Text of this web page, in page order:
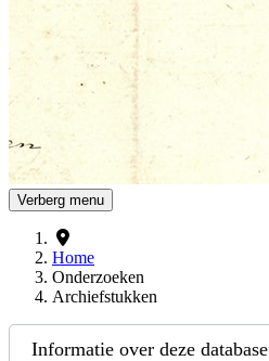
Verberg menu
Home
Onderzoeken
Archiefstukken
Informatie over deze database